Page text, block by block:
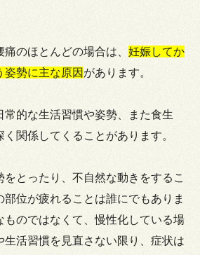
のほとんどの場合は、 妊娠してか
姿勢に主な原因 があります。
常的な生活習慣や姿勢、また食生
関係してくることがあります。
とったり、不自然な動きをするこ
部位が疲れることは誰にでもありま
ものではなくて、慢性化している場
生活習慣を見直さない限り、症状は